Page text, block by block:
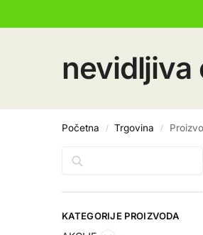
nevidljiva
Početna / Trgovina /
KATEGORIJE PROIZVODA